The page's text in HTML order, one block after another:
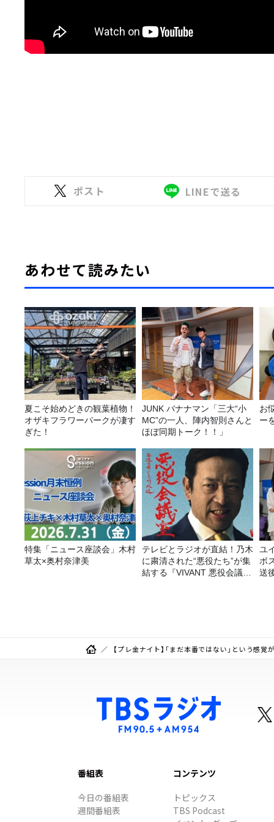
ポスト LINEで送る
あわせて読みたい
夏こそ始めどきの観葉植物！
オザキフラワーパークが凄す
ぎた！
JUNK バナナマン「三大“小
MC”の一人、陣内智則さんと
ほぼ同期トーク！！」
お
ー
特集「ニュース座談会」木村
草太×奥村奈津美
テレビとラジオが直結！乃木
に粛清された“悪役たち”が集
結する『VIVANT 悪役会議
ユ
ボ
送
【プレ金ナイト】「まだ本番ではない」という感
番組表
今日の番組表
週間番組表
コンテンツ
トピックス
TBS Podcast